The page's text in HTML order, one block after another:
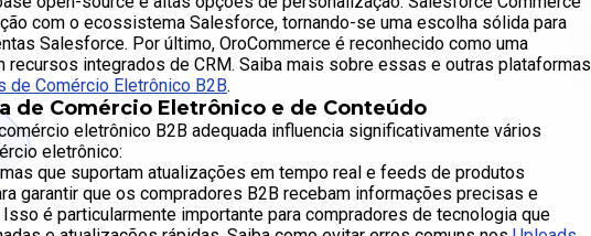
com o ecossistema Salesforce, tornando-se uma escolha sólida para
Salesforce. Por último, OroCommerce é reconhecido como uma
integrados de CRM. Saiba mais sobre essas e outras plataformas
de Comércio Eletrônico B2B.
de Comércio Eletrônico e de Conteúdo
eletrônico B2B adequada influencia significativamente vários
eletrônico:
que suportam atualizações em tempo real e feeds de produtos
garantir que os compradores B2B recebam informações precisas e
é particularmente importante para compradores de tecnologia que